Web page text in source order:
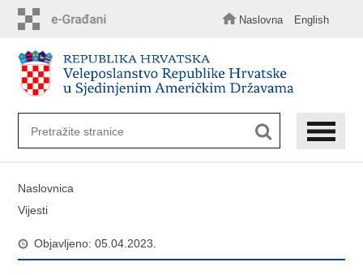
sadržaj
Naslovna English
Naslovnica
Vijesti
Objavljeno: 05.04.2023.